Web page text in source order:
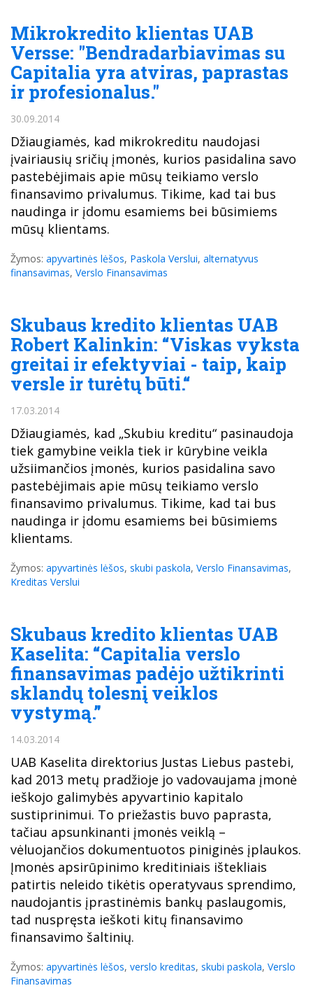
Mikrokredito klientas UAB
Versse: "Bendradarbiavimas su
Capitalia yra atviras, paprastas
ir profesionalus."
30.09.2014
Džiaugiamės, kad mikrokreditu naudojasi
įvairiausių sričių įmonės, kurios pasidalina savo
pastebėjimais apie mūsų teikiamo verslo
finansavimo privalumus. Tikime, kad tai bus
naudinga ir įdomu esamiems bei būsimiems
mūsų klientams.
Žymos: apyvartinės lėšos, Paskola Verslui, alternatyvus
finansavimas, Verslo Finansavimas
Skubaus kredito klientas UAB
Robert Kalinkin: “Viskas vyksta
greitai ir efektyviai - taip, kaip
versle ir turėtų būti.“
17.03.2014
Džiaugiamės, kad „Skubiu kreditu“ pasinaudoja
tiek gamybine veikla tiek ir kūrybine veikla
užsiimančios įmonės, kurios pasidalina savo
pastebėjimais apie mūsų teikiamo verslo
finansavimo privalumus. Tikime, kad tai bus
naudinga ir įdomu esamiems bei būsimiems
klientams.
Žymos: apyvartinės lėšos, skubi paskola, Verslo Finansavimas,
Kreditas Verslui
Skubaus kredito klientas UAB
Kaselita: “Capitalia verslo
finansavimas padėjo užtikrinti
sklandų tolesnį veiklos
vystymą.”
14.03.2014
UAB Kaselita direktorius Justas Liebus pastebi,
kad 2013 metų pradžioje jo vadovaujama įmonė
ieškojo galimybės apyvartinio kapitalo
sustiprinimui. To priežastis buvo paprasta,
tačiau apsunkinanti įmonės veiklą –
vėluojančios dokumentuotos piniginės įplaukos.
Įmonės apsirūpinimo kreditiniais ištekliais
patirtis neleido tikėtis operatyvaus sprendimo,
naudojantis įprastinėmis bankų paslaugomis,
tad nuspręsta ieškoti kitų finansavimo
finansavimo šaltinių.
Žymos: apyvartinės lėšos, verslo kreditas, skubi paskola, Verslo
Finansavimas